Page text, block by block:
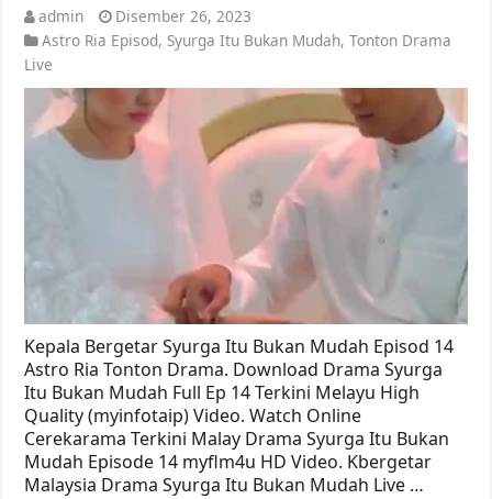
admin
Disember 26, 2023
Astro Ria Episod, Syurga Itu Bukan Mudah,Tonton Drama
Live
Kepala Bergetar Syurga Itu Bukan Mudah Episod 14
Astro Ria Tonton Drama. Download Drama Syurga
Itu Bukan Mudah Full Ep 14 Terkini Melayu High
Quality (myinfotaip) Video. Watch Online
Cerekarama Terkini Malay Drama Syurga Itu Bukan
Mudah Episode 14 myflm4u HD Video. Kbergetar
Malaysia Drama Syurga Itu Bukan Mudah Live …